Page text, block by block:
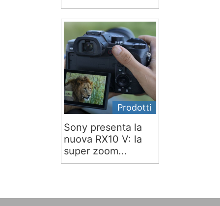
Prodotti
Sony presenta la
nuova RX10 V: la
super zoom...